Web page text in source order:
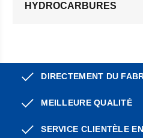
HYDROCARBURES
DIRECTEMENT DU
MEILLEURE QUALITÉ
SERVICE CLIENTÈLE